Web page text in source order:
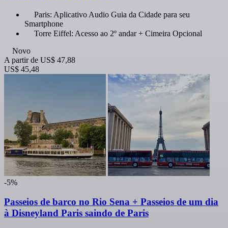
Paris: Aplicativo Audio Guia da Cidade para seu
Smartphone
Torre Eiffel: Acesso ao 2º andar + Cimeira Opcional
Novo
A partir de US$ 47,88
US$ 45,48
-5%
Passeios de barco no Rio Sena + Passeios de um dia
à Disneyland Paris saindo de Paris